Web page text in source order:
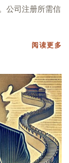
公司注册所需信
阅读更多